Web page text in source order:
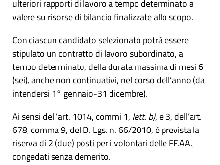
ulteriori rapporti di lavoro a tempo determinato a
valere su risorse di bilancio finalizzate allo scopo.
Con ciascun candidato selezionato potrà essere
stipulato un contratto di lavoro subordinato, a
tempo determinato, della durata massima di mesi 6
(sei), anche non continuativi, nel corso dell’anno (da
intendersi 1° gennaio-31 dicembre).
Ai sensi dell’art. 1014, commi 1, lett. b), e 3, dell’art.
678, comma 9, del D. Lgs. n. 66/2010, è prevista la
riserva di 2 (due) posti per i volontari delle FF.AA.,
congedati senza demerito.